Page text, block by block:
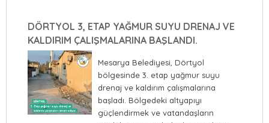
DÖRTYOL 3, ETAP YAĞMUR SUYU DRENAJ VE
KALDIRIM ÇALIŞMALARINA BAŞLANDI.
Mesarya Belediyesi, Dörtyol
bölgesinde 3. etap yağmur suyu
drenaj ve kaldırım çalışmalarına
başladı. Bölgedeki altyapıyı
güçlendirmek ve vatandaşların